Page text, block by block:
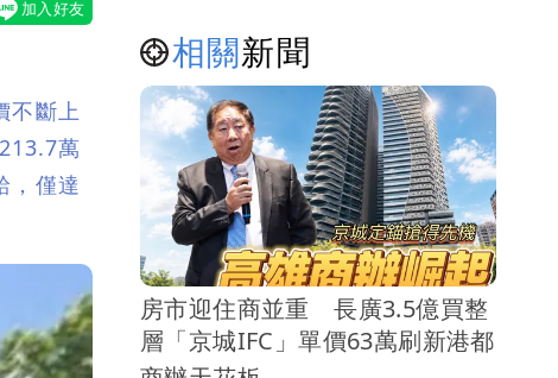
不斷上
萬
，僅達
相關新聞
房市迎住商並重 長廣3.5億買整
層「京城IFC」單價63萬刷新港都